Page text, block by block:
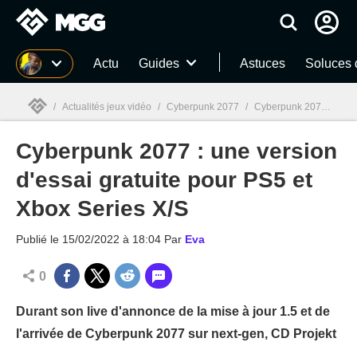
MGG Actu Guides Astuces Soluces
MGG
/ Actualités jeux vidéo / Cyberpunk 2077 / Cyberpunk 2077 : une version d'essai gratuite pour PS5 et Xbox Series X/S
Cyberpunk 2077 : une version
d'essai gratuite pour PS5 et
Xbox Series X/S
Publié le 15/02/2022 à 18:04 Par Eva
0
Durant son live d'annonce de la mise à jour 1.5 et de
l'arrivée de Cyberpunk 2077 sur next-gen, CD Projekt